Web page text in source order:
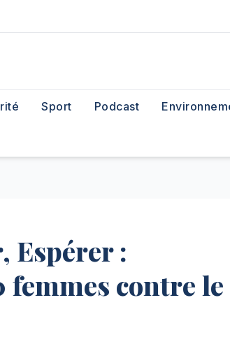
Sport Podcast
Espérer :
contre le